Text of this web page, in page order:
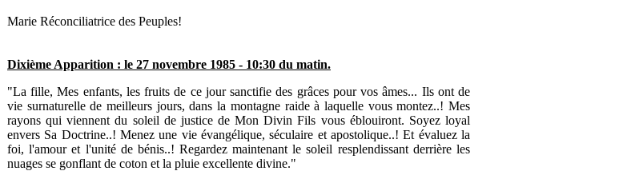
Marie Réconciliatrice des Peuples!
Dixième Apparition : le 27 novembre 1985 - 10:30 du matin.
"La fille, Mes enfants, les fruits de ce jour sanctifie des grâces pour vos âmes... Ils ont de
vie surnaturelle de meilleurs jours, dans la montagne raide à laquelle vous montez..! Mes
rayons qui viennent du soleil de justice de Mon Divin Fils vous éblouiront. Soyez loyal
envers Sa Doctrine..! Menez une vie évangélique, séculaire et apostolique..! Et évaluez la
foi, l'amour et l'unité de bénis..! Regardez maintenant le soleil resplendissant derrière les
nuages se gonflant de coton et la pluie excellente divine."